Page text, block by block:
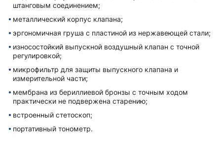
штанговым соединением;
металлический корпус клапана;
эргономичная груша с пластиной из нержавеющей стали;
износостойкий выпускной воздушный клапан с точной
регулировкой;
микрофильтр для защиты выпускного клапана и
измерительной части;
мембрана из бериллиевой бронзы с точным ходом
практически не подвержена старению;
встроенный стетоскоп;
портативный тонометр.